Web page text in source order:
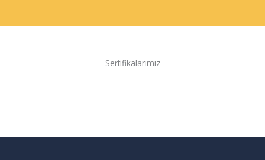
Sertifikalarımız